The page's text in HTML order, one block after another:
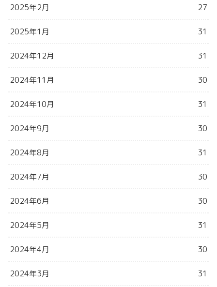
2025年2月 27
2025年1月 31
2024年12月 31
2024年11月 30
2024年10月 31
2024年9月 30
2024年8月 31
2024年7月 30
2024年6月 30
2024年5月 31
2024年4月 30
2024年3月 31